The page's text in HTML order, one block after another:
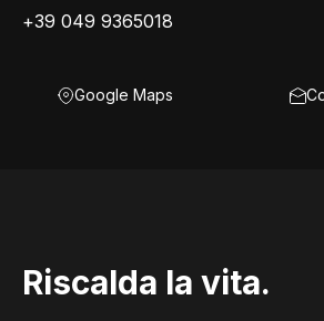
+39 049 9365018
Google Maps
Riscalda la vita.